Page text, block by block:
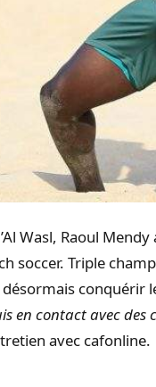
Wasl, Raoul
soccer. Triple
conquérir
en contact avec
avec cafonline.